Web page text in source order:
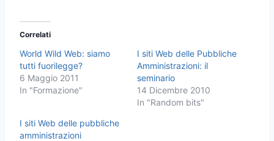
Correlati
World Wild Web: siamo
tutti fuorilegge?
6 Maggio 2011
In "Formazione"
I siti Web delle Pubbliche
Amministrazioni: il
seminario
14 Dicembre 2010
In "Random bits"
I siti Web delle pubbliche
amministrazioni